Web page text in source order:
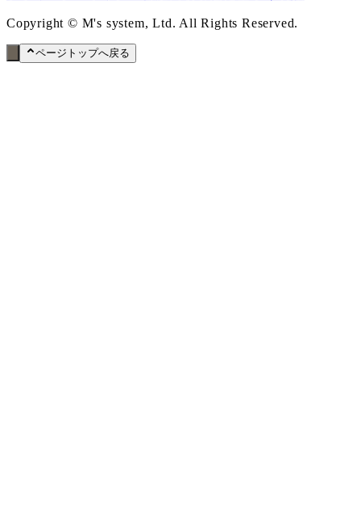
Copyright © M's system, Ltd. All Rights Reserved.
ページトップへ戻る